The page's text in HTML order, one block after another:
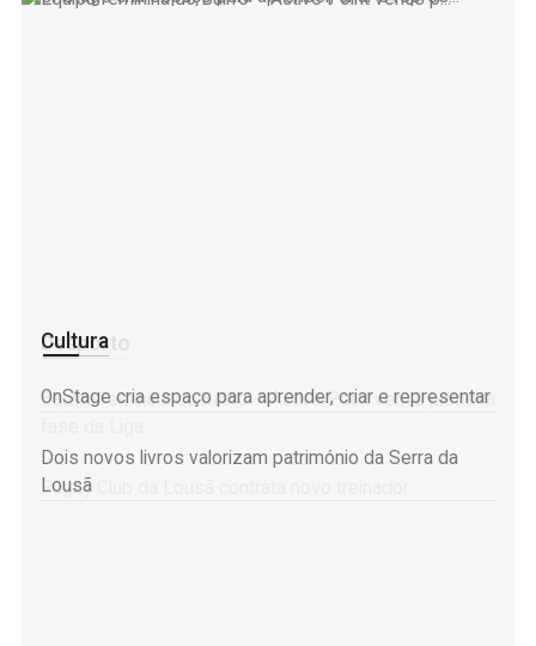
Desporto
Equipa feminina do Bairro – Active Point vence primeira
Rugby Club da Lousã contrata novo treinador
Cultura
OnStage cria espaço para aprender, criar e representar
Dois novos livros valorizam património da Serra da
Lousã